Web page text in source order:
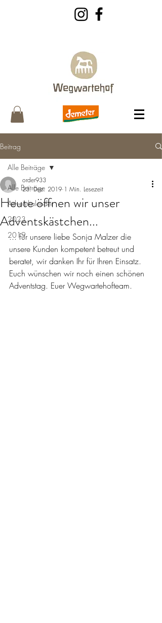
Beitrag
Alle Beiträge
Adventkalender
2023
2019
Alle Beiträge
Heute öffnen wir unser
Adventskästchen...
order933
23. Dez. 2019 1 Min. Lesezeit
... für unsere liebe Sonja Malzer die
unsere Kunden kompetent betreut und
beratet, wir danken Ihr für Ihren Einsatz.
Euch wünschen wir noch einen schönen
Adventstag. Euer Wegwartehofteam.